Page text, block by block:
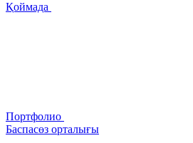
Қоймада
Портфолио
Баспасөз орталығы